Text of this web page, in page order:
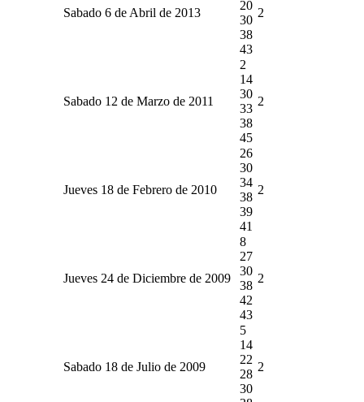
Sabado 6 de Abril de 2013
20
30
38
43
2
Sabado 12 de Marzo de 2011
2
14
30
33
38
45
2
Jueves 18 de Febrero de 2010
26
30
34
38
39
41
2
Jueves 24 de Diciembre de 2009
8
27
30
38
42
43
2
Sabado 18 de Julio de 2009
5
14
22
28
30
2